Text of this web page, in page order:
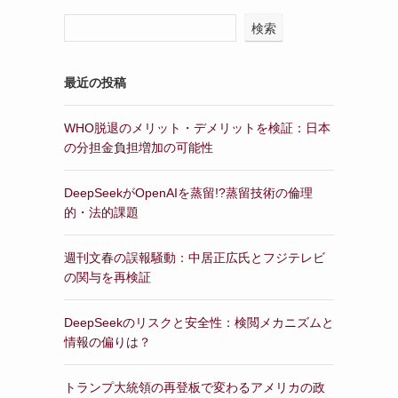
検索
最近の投稿
WHO脱退のメリット・デメリットを検証：日本
の分担金負担増加の可能性
DeepSeekがOpenAIを蒸留!?蒸留技術の倫理
的・法的課題
週刊文春の誤報騒動：中居正広氏とフジテレビ
の関与を再検証
DeepSeekのリスクと安全性：検閲メカニズムと
情報の偏りは？
トランプ大統領の再登板で変わるアメリカの政